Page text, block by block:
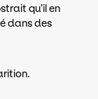
qu’il en
dans des